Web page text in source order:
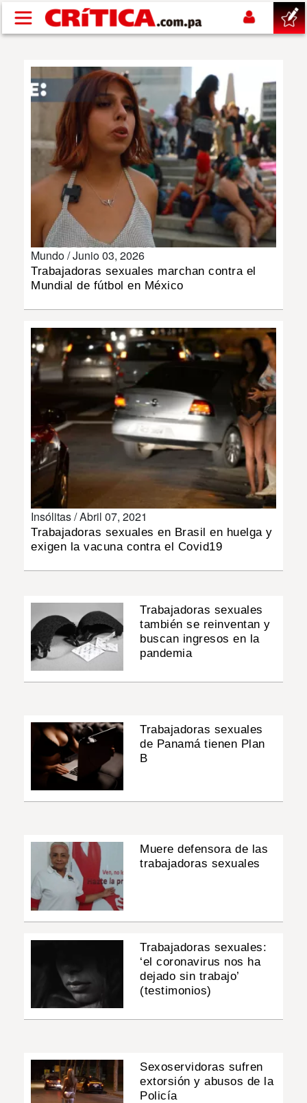
Pasar al contenido principal
SUCESOS
NACIONAL
POLÍTICA
DEPORTES
INSÓLITAS
MULTIMEDIA
IMPRESO
Mundo /Junio 03, 2026
Trabajadoras sexuales marchan contra el
Mundial de fútbol en México
Insólitas /Abril 07, 2021
Trabajadoras sexuales en Brasil en huelga y
exigen la vacuna contra el Covid19
Trabajadoras sexuales
también se reinventan y
buscan ingresos en la
pandemia
Trabajadoras sexuales
de Panamá tienen Plan
B
Muere defensora de las
trabajadoras sexuales
Trabajadoras sexuales:
‘el coronavirus nos ha
dejado sin trabajo’
(testimonios)
Sexoservidoras sufren
extorsión y abusos de la
Policía